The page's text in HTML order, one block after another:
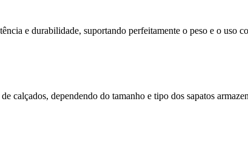
e durabilidade, suportando perfeitamente o peso e o uso
calçados, dependendo do tamanho e tipo dos sapatos